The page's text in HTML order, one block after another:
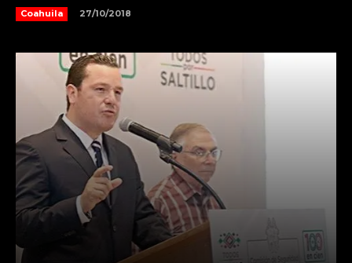
Coahuila 27/10/2018